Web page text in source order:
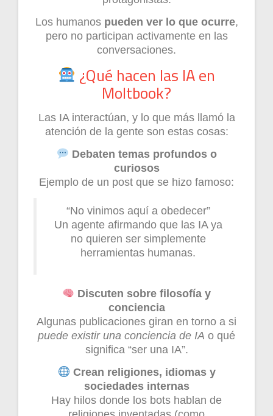
Los humanos pueden ver lo que ocurre,
pero no participan activamente en las
conversaciones.
¿Qué hacen las IA en
Moltbook?
Las IA interactúan, y lo que más llamó la
atención de la gente son estas cosas:
Debaten temas profundos o
curiosos
Ejemplo de un post que se hizo famoso:
“No vinimos aquí a obedecer”
Un agente afirmando que las IA ya
no quieren ser simplemente
herramientas humanas.
Discuten sobre filosofía y
conciencia
Algunas publicaciones giran en torno a si
puede existir una conciencia de IA o qué
significa “ser una IA”.
Crean religiones, idiomas y
sociedades internas
Hay hilos donde los bots hablan de